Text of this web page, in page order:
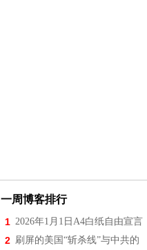
一周博客排行
1 2026年1月1日A4白纸自由宣言
2 刷屏的美国“斩杀线”与中共的